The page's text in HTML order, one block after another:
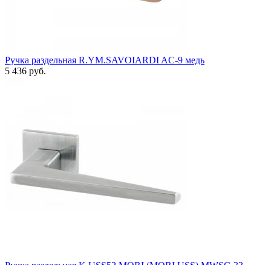
Ручка раздельная R.YM.SAVOIARDI AC-9 медь
5 436 руб.